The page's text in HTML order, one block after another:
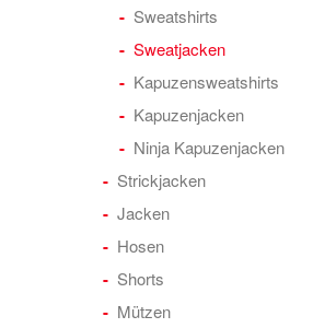
Sweatshirts
Sweatjacken
Kapuzensweatshirts
Kapuzenjacken
Ninja Kapuzenjacken
Strickjacken
Jacken
Hosen
Shorts
Mützen